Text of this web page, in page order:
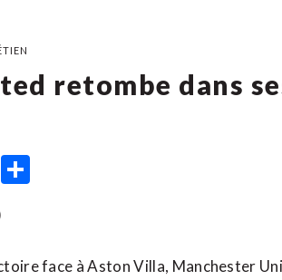
retombe dans
Email
face à Aston Villa, Manchester